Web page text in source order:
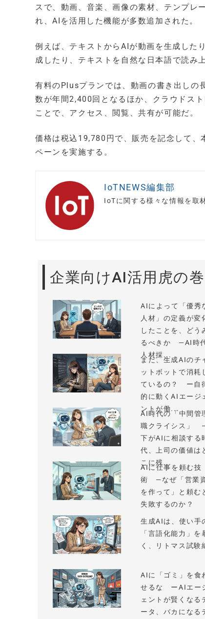
スで、動画、音楽、画像の素材、テンプレ
れ、AIを活用した機能が多数追加された。
例えば、テキストからAIが動画を生成した
成したり、テキストを自然な日本語で読み
有料のPlusプランでは、動画の書き出しの
数が年間2,400回となるほか、クラウドス
ことで、アクセス、閲覧、共有が可能だ。
価格は税込19,780円で、販売を記念して
ペーンを実施する。
IoTNEWS編集部
IoTに関する様々な情報を取
企業向けAI活用虎の巻
AIによって「優秀
人材」の定義が変
したことを、どう
るべきか —AI時
人材採...
まだ、生成AIのチ
ットボットで消耗
ているの？ ー自
的に動くAIエージ
ントが働...
AI時代の「中間管
職クライシス」
下がAIに相談する
代、上司の価値は
こに残...
AIに仕事を頼む技
術 —なぜ「営業
を作って」と頼む
失敗するのか？
生成AIは、使い手
「言語化能力」を
く、リトマス試験
AIに「ゴミ」を食
せるな ーAIエー
ェントが賢くなる
ータ、バカになる